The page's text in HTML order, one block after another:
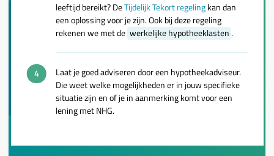
leeftijd bereikt? DeTijdelijk Tekort regelingkan dan
een oplossing voor je zijn. Ook bij deze regeling
rekenen we met de werkelijke hypotheeklasten .
Laat je goed adviseren door een hypotheekadviseur.
Die weet welke mogelijkheden er in jouw specifieke
situatie zijn en of je in aanmerking komt voor een
lening met NHG.